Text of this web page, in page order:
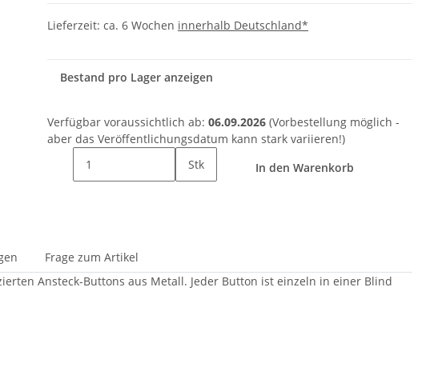
Lieferzeit: ca. 6 Wochen innerhalb Deutschland*
Bestand pro Lager anzeigen
Verfügbar voraussichtlich ab: 06.09.2026 (Vorbestellung möglich -
aber das Veröffentlichungsdatum kann stark variieren!)
Stk
In den Warenkorb
Frage zum Artikel
Ansteck-Buttons aus Metall. Jeder Button ist einzeln in einer Blind